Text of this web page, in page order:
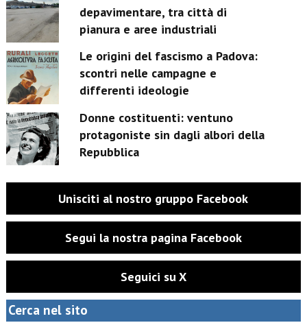
depavimentare, tra città di
pianura e aree industriali
Le origini del fascismo a Padova:
scontri nelle campagne e
differenti ideologie
Donne costituenti: ventuno
protagoniste sin dagli albori della
Repubblica
Unisciti al nostro gruppo Facebook
Segui la nostra pagina Facebook
Seguici su X
Cerca nel sito